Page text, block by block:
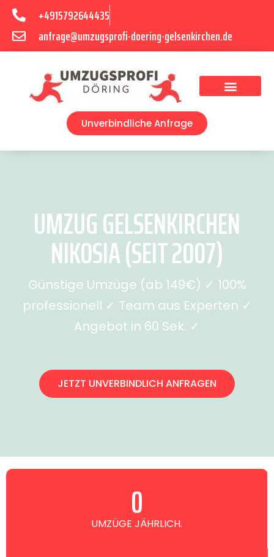
+4915792644435
anfrage@umzugsprofi-doering-gelsenkirchen.de
Unverbindliche Anfrage
UMZUG GELSENKIRCHEN
NIKOSIA (SEIT 2007)
Günstige Umzüge (ab 149€) ✓ 100%
professionell ✓ Team aus Experten ✓
Angebot in 60 Sek. ✓
JETZT UNVERBINDLICH ANFRAGEN
UMZÜGE JÄHRLICH.
0